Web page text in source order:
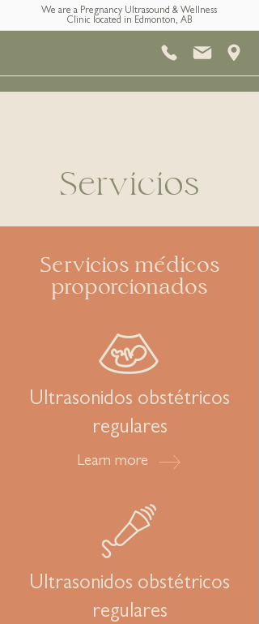
We are a Pregnancy Ultrasound & Wellness
Clinic located in Edmonton, AB
Servicios
Servicios médicos
proporcionados
Ultrasonidos obstétricos
regulares
Learn more
Ultrasonidos obstétricos
regulares